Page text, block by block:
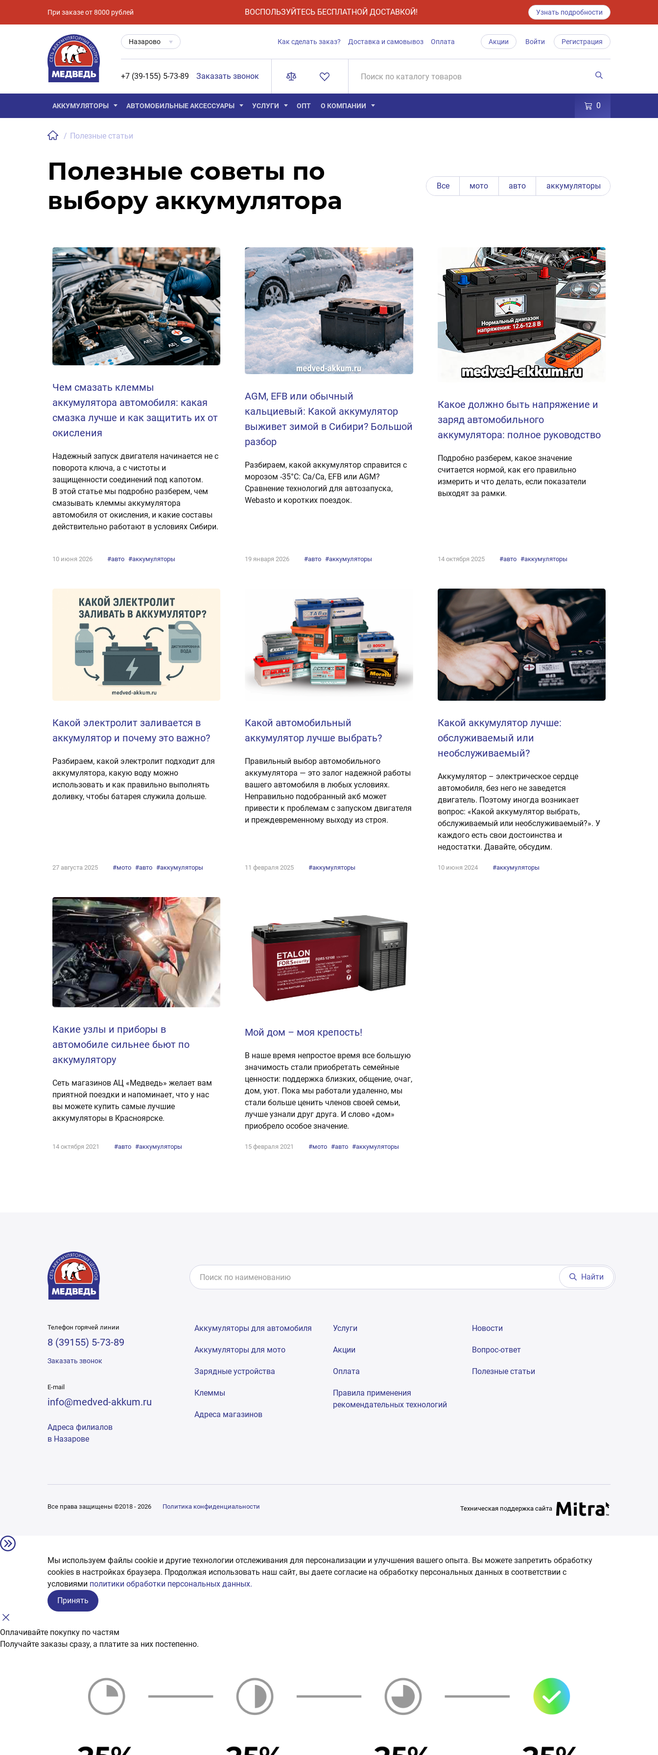
При заказе от 8000 рублей ВОСПОЛЬЗУЙТЕСЬ БЕСПЛАТНОЙ ДОСТАВКОЙ! Узнать подробности
Назарово Как сделать заказ? Доставка и самовывоз Оплата Акции Войти Регистрация
+7 (39-155) 5-73-89 Заказать звонок
АККУМУЛЯТОРЫ АВТОМОБИЛЬНЫЕ АКСЕССУАРЫ УСЛУГИ ОПТ О КОМПАНИИ 0
/ Полезные статьи
Полезные советы по
выбору аккумулятора
Все мото авто аккумуляторы
Чем смазать клеммы
аккумулятора автомобиля: какая
смазка лучше и как защитить их от
окисления
Надежный запуск двигателя начинается не с
поворота ключа, а с чистоты и
защищенности соединений под капотом.
В этой статье мы подробно разберем, чем
смазывать клеммы аккумулятора
автомобиля от окисления, и какие составы
действительно работают в условиях Сибири.
10 июня 2026 #авто #аккумуляторы
AGM, EFB или обычный
кальциевый: Какой аккумулятор
выживет зимой в Сибири? Большой
разбор
Разбираем, какой аккумулятор справится с
морозом -35°C: Ca/Ca, EFB или AGM?
Сравнение технологий для автозапуска,
Webasto и коротких поездок.
19 января 2026 #авто #аккумуляторы
Какое должно быть напряжение и
заряд автомобильного
аккумулятора: полное руководство
Подробно разберем, какое значение
считается нормой, как его правильно
измерить и что делать, если показатели
выходят за рамки.
14 октября 2025 #авто #аккумуляторы
Какой электролит заливается в
аккумулятор и почему это важно?
Разбираем, какой электролит подходит для
аккумулятора, какую воду можно
использовать и как правильно выполнять
доливку, чтобы батарея служила дольше.
27 августа 2025 #мото #авто #аккумуляторы
Какой автомобильный
аккумулятор лучше выбрать?
Правильный выбор автомобильного
аккумулятора — это залог надежной работы
вашего автомобиля в любых условиях.
Неправильно подобранный акб может
привести к проблемам с запуском двигателя
и преждевременному выходу из строя.
11 февраля 2025 #аккумуляторы
Какой аккумулятор лучше:
обслуживаемый или
необслуживаемый?
Аккумулятор – электрическое сердце
автомобиля, без него не заведется
двигатель. Поэтому иногда возникает
вопрос: «Какой аккумулятор выбрать,
обслуживаемый или необслуживаемый?». У
каждого есть свои достоинства и
недостатки. Давайте, обсудим.
10 июня 2024 #аккумуляторы
Какие узлы и приборы в
автомобиле сильнее бьют по
аккумулятору
Сеть магазинов АЦ «Медведь» желает вам
приятной поездки и напоминает, что у нас
вы можете купить самые лучшие
аккумуляторы в Красноярске.
14 октября 2021 #авто #аккумуляторы
Мой дом – моя крепость!
В наше время непростое время все большую
значимость стали приобретать семейные
ценности: поддержка близких, общение, очаг,
дом, уют. Пока мы работали удаленно, мы
стали больше ценить членов своей семьи,
лучше узнали друг друга. И слово «дом»
приобрело особое значение.
15 февраля 2021 #мото #авто #аккумуляторы
Найти
Телефон горячей линии
8 (39155) 5-73-89
Заказать звонок
E-mail
info@medved-akkum.ru
Адреса филиалов
в Назарове
Аккумуляторы для автомобиля
Аккумуляторы для мото
Зарядные устройства
Клеммы
Адреса магазинов
Услуги
Акции
Оплата
Правила применения
рекомендательных технологий
Новости
Вопрос-ответ
Полезные статьи
Все права защищены ©2018 - 2026 Политика конфиденциальности Техническая поддержка сайта
Мы используем файлы cookie и другие технологии отслеживания для персонализации и улучшения вашего опыта. Вы можете запретить обработку
сookies в настройках браузера. Продолжая использовать наш сайт, вы даете согласие на обработку персональных данных в соответствии с
условиями политики обработки персональных данных.
Принять
Оплачивайте покупку по частям
Получайте заказы сразу, а платите за них постепенно.